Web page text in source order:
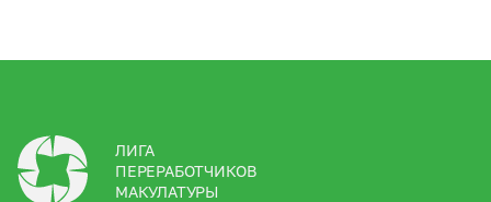
ЛИГА
ПЕРЕРАБОТЧИКОВ
МАКУЛАТУРЫ